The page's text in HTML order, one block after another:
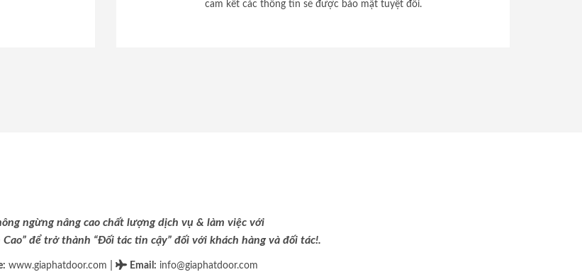
cam kết các thông tin sẽ được bảo mật tuyệt đối.
ngừng nâng cao chất lượng dịch vụ & làm việc với
Cao” để trở thành “Đối tác tin cậy” đối với khách hàng và đối tác!.
www.giaphatdoor.com Email : info@giaphatdoor.com